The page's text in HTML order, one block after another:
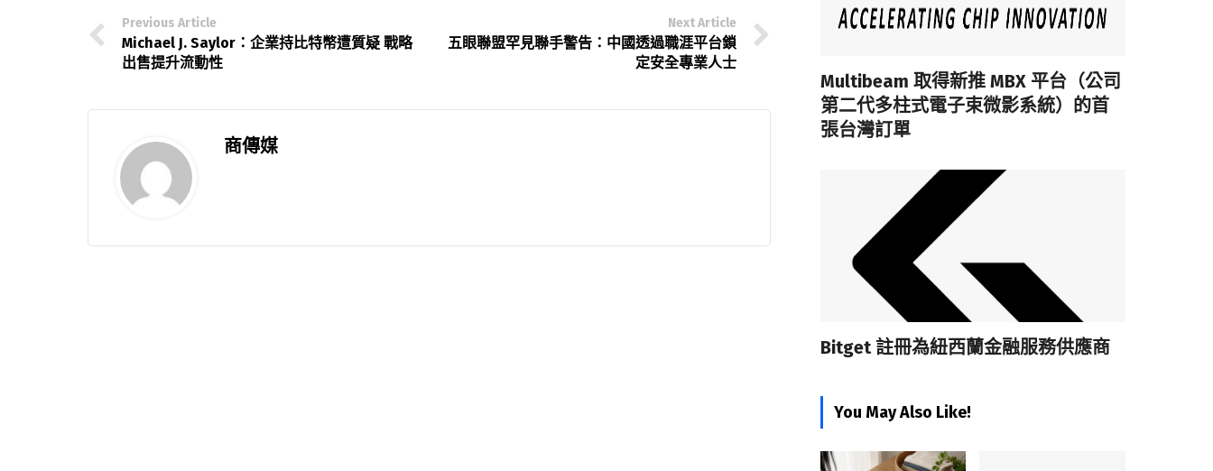
Previous Article
Michael J. Saylor：企業持比特幣遭質疑 戰略
出售提升流動性
Next Article
五眼聯盟罕見聯手警告：中國透過職涯平台鎖
定安全專業人士
商傳媒
Multibeam 取得新推 MBX 平台（公司
第二代多柱式電子束微影系統）的首
張台灣訂單
Bitget 註冊為紐西蘭金融服務供應商
You May Also Like!